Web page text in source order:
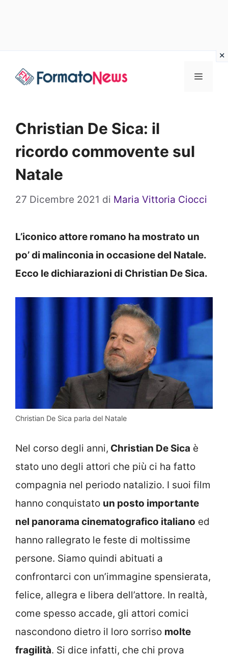
Menu
Christian De Sica: il
ricordo commovente sul
Natale
27 Dicembre 2021 di Maria Vittoria Ciocci
L’iconico attore romano ha mostrato un
po’ di malinconia in occasione del Natale.
Ecco le dichiarazioni di Christian De Sica.
Christian De Sica parla del Natale
Nel corso degli anni, Christian De Sica è
stato uno degli attori che più ci ha fatto
compagnia nel periodo natalizio. I suoi film
hanno conquistato un posto importante
nel panorama cinematografico italiano ed
hanno rallegrato le feste di moltissime
persone. Siamo quindi abituati a
confrontarci con un’immagine spensierata,
felice, allegra e libera dell’attore. In realtà,
come spesso accade, gli attori comici
nascondono dietro il loro sorriso molte
fragilità. Si dice infatti, che chi prova